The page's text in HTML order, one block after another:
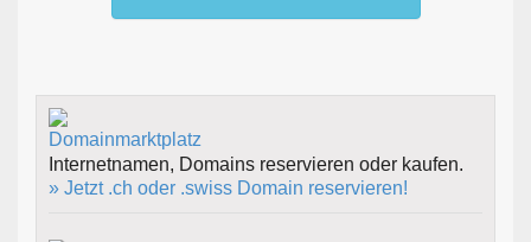
Internetnamen, Domains reservieren oder kaufen.
» Jetzt .ch oder .swiss Domain reservieren!